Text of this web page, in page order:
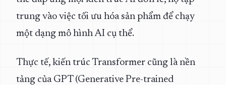
trung vào việc tối ưu hóa sản phẩm để chạy
một dạng mô hình AI cụ thể.
Thực tế, kiến trúc Transformer cũng là nền
tảng của GPT (Generative Pre-trained